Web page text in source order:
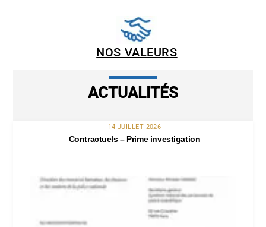
NOS VALEURS
ACTUALITÉS
14 JUILLET 2026
Contractuels – Prime investigation